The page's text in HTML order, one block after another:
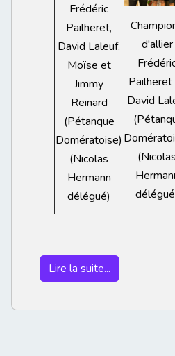
Frédéric
Pailheret,
David Laleuf,
Moïse et
Jimmy
Reinard
(Pétanque
Domératoise)
(Nicolas
Hermann
délégué)
d'allier
David
(Nicolas
Lire la suite...